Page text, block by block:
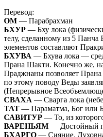
Перевод:
ОМ — Парабрахман
БХУР — Бху лока
телу, сделанному из 5 Панча
элементов составляют
БХУВА — Бхува лока —
Прана Шакти. Конечно же,
Праджнаны позволяет
по этому поводу Веды
(Непрерывное
СВАХА — Сварга лока
ТАТ — Параматма, Бог или
САВИТУР — То, из
ВАРЕНЬЯМ — Достойный
БХАРГО — Сияние,